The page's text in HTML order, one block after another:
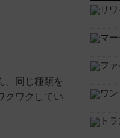
。同じ種類を
クワクしてい